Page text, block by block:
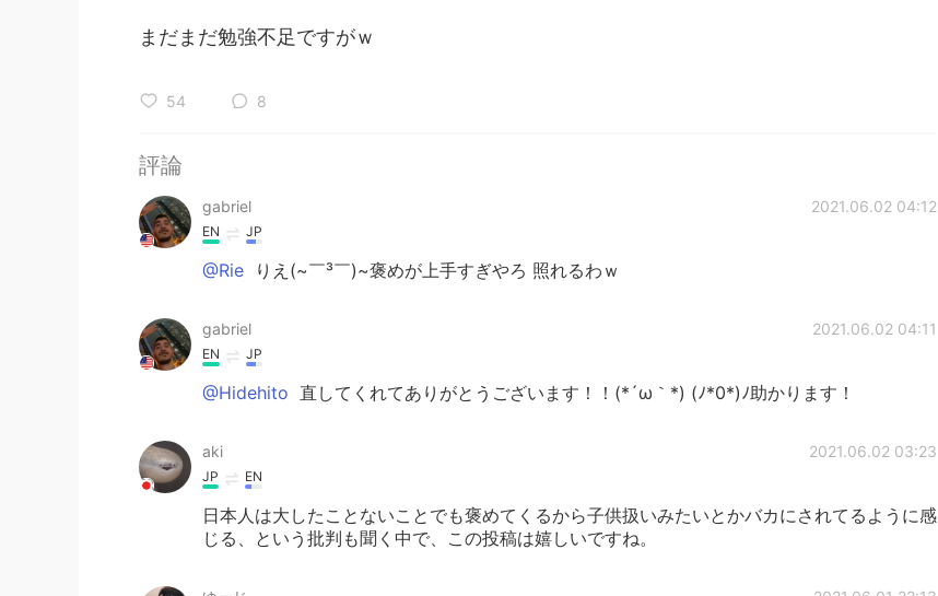
まだまだ勉強不足ですがｗ
54 8
評論
gabriel 2021.06.02 04:12
EN JP
@Rie りえ(~￣³￣)~褒めが上手すぎやろ 照れるわｗ
gabriel 2021.06.02 04:11
EN JP
@Hidehito 直してくれてありがとうございます！！(*´ω｀*) (ﾉ*0*)ﾉ助かります！
aki 2021.06.02 03:23
JP EN
日本人は大したことないことでも褒めてくるから子供扱いみたいとかバカにされてるように感
じる、という批判も聞く中で、この投稿は嬉しいですね。